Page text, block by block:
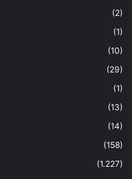
(2)
(1)
(10)
(29)
(1)
(13)
(14)
(158)
(1.227)